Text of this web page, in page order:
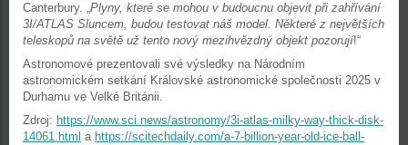
Canterbury. „Plyny, které se mohou v budoucnu objevit při zahřívání
3I/ATLAS Sluncem, budou testovat náš model. Některé z největších
teleskopů na světě už tento nový mezihvězdný objekt pozorují!“
Astronomové prezentovali své výsledky na Národním
astronomickém setkání Královské astronomické společnosti 2025 v
Durhamu ve Velké Británii.
Zdroj: https://www.sci.news/astronomy/3i-atlas-milky-way-thick-disk-
14061.html a https://scitechdaily.com/a-7-billion-year-old-ice-ball-